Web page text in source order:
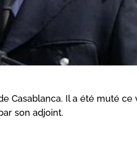
Casablanca. Il a été muté
son adjoint.